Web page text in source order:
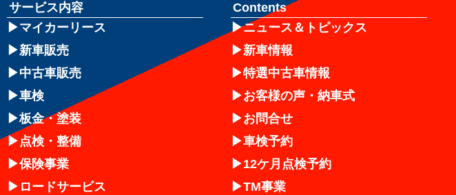
サービス内容
マイカーリース
新車販売
中古車販売
車検
板金・塗装
点検・整備
保険事業
ロードサービス
Contents
ニュース＆トピックス
新車情報
特選中古車情報
お客様の声・納車式
お問合せ
車検予約
12ケ月点検予約
TM事業